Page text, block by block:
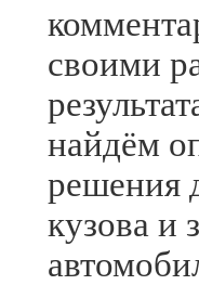
своими
найдём
решения
кузова и